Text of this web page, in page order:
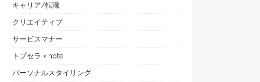
キャリア/転職
クリエイティブ
サービスマナー
トプセラ × note
パーソナルスタイリング